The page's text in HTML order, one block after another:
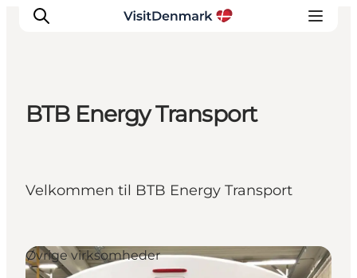
Aktiviteter
BTB Energy Transport
Velkommen til BTB Energy Transport
Øvrige virksomheder